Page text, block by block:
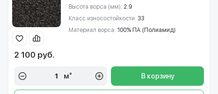
Высота ворса (мм): 2.9
Класс износостойкости: 33
Материал ворса: 100% ПА (Полиамид)
2 100 руб.
м² В корзину